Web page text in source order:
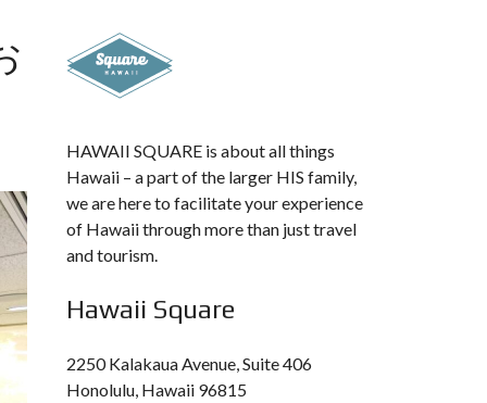
HAWAII SQUARE is about all things
Hawaii – a part of the larger HIS family,
we are here to facilitate your experience
of Hawaii through more than just travel
and tourism.
Hawaii Square
2250 Kalakaua Avenue, Suite 406
Honolulu, Hawaii 96815